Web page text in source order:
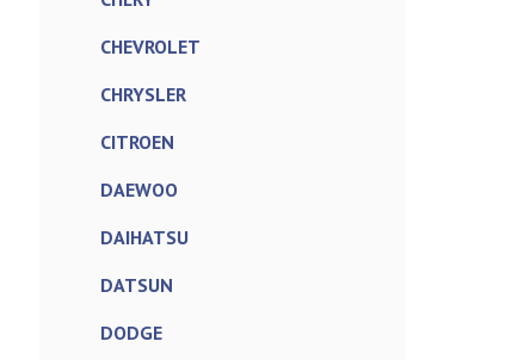
CHEVROLET
CHRYSLER
CITROEN
DAEWOO
DAIHATSU
DATSUN
DODGE